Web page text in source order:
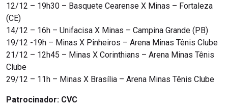
12/12 – 19h30 – Basquete Cearense X Minas – Fortaleza
(CE)
14/12 – 16h – Unifacisa X Minas – Campina Grande (PB)
19/12 -19h – Minas X Pinheiros – Arena Minas Tênis Clube
21/12 – 12h45 – Minas X Corinthians – Arena Minas Tênis
Clube
29/12 – 11h – Minas X Brasília – Arena Minas Tênis Clube
Patrocinador: CVC